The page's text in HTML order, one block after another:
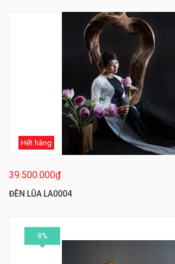
Hết hàng
39.500.000₫
ĐÈN LŨA LA0004
8%